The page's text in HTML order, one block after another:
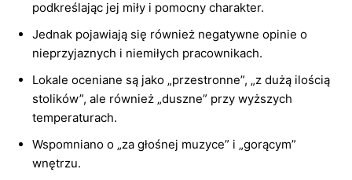
podkreślając jej miły i pomocny charakter.
Jednak pojawiają się również negatywne opinie o
nieprzyjaznych i niemiłych pracownikach.
Lokale oceniane są jako „przestronne”, „z dużą ilością
stolików”, ale również „duszne” przy wyższych
temperaturach.
Wspomniano o „za głośnej muzyce” i „gorącym”
wnętrzu.